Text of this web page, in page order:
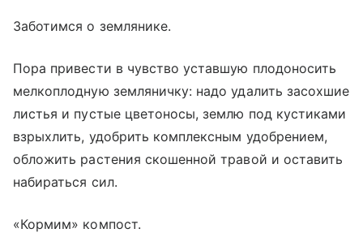
Заботимся о землянике.
Пора привести в чувство уставшую плодоносить
мелкоплодную земляничку: надо удалить засохшие
листья и пустые цветоносы, землю под кустиками
взрыхлить, удобрить комплексным удобрением,
обложить растения скошенной травой и оставить
набираться сил.
«Кормим» компост.